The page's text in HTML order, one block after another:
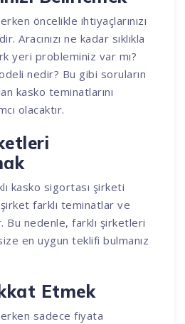
öncelikle ihtiyaçlarınızı
Aracınızı ne kadar sıklıkla
yeri probleminiz var mı?
nedir? Bu gibi soruların
kasko teminatlarını
olacaktır.
kasko sigortası şirketi
farklı teminatlar ve
Bu nedenle, farklı şirketleri
en uygun teklifi bulmanız
Etmek
sadece fiyata